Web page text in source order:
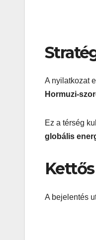
A nyilatkozat
Hormuzi-
Ez a térség
globális
A bejelentés